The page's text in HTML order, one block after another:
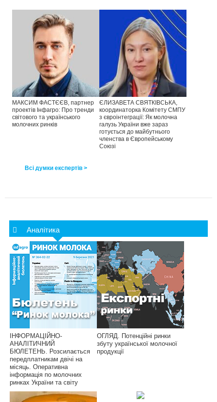
МАКСИМ ФАСТЄЄВ, партнер
проектів Інфагро: Про тренди
світового та українського
молочних ринків
ЄЛИЗАВЕТА СВЯТКІВСЬКА,
координаторка Комітету СМПУ
з євроінтеграції: Як молочна
галузь України вже зараз
готується до майбутнього
членства в Європейському
Союзі
Всі думки експертів >
Аналітика
ІНФОРМАЦІЙНО-
АНАЛІТИЧНИЙ
БЮЛЕТЕНЬ. Розсилається
передплатникам двічі на
місяць. Оперативна
інформація по молочних
ринках України та світу
ОГЛЯД. Потенційні ринки
збуту української молочної
продукції